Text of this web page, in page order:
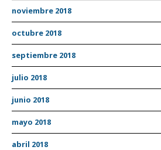
noviembre 2018
octubre 2018
septiembre 2018
julio 2018
junio 2018
mayo 2018
abril 2018